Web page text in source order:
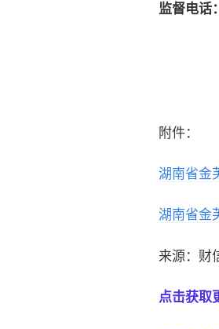
监督电话：
附件：
湖南省金
湖南省金
来源：财
点击获取